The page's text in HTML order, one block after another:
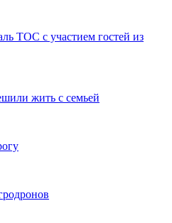
ТОС с участием гостей из
жить с семьей